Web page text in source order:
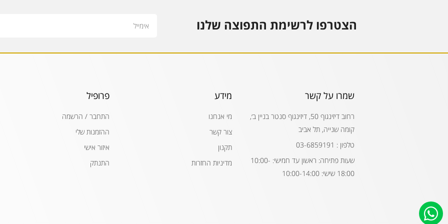
הצטרפו לרשימת התפוצה שלנו
שמרו על קשר
רחוב דיזינגוף 50, דיזינגוף סנטר בניין ב׳,
קומה שנייה, תל אביב
טלפון : 03-6859191
שעות פתיחה: ראשון עד חמישי: 10:00-
18:00 שישי: 10:00-14:00
מידע
מי אנחנו
צור קשר
תקנון
מדיניות החזרות
פרופיל
התחבר / הרשמה
ההזמנות שלי
איזור אישי
התנתק